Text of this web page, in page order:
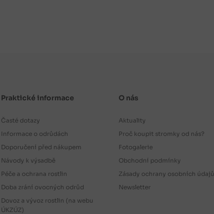
Praktické informace
Časté dotazy
Informace o odrůdách
Doporučení před nákupem
Návody k výsadbě
Péče a ochrana rostlin
Doba zrání ovocných odrůd
Dovoz a vývoz rostlin (na webu
ÚKZÚZ)
O nás
Aktuality
Proč koupit stromky od nás?
Fotogalerie
Obchodní podmínky
Zásady ochrany osobních údajů
Newsletter